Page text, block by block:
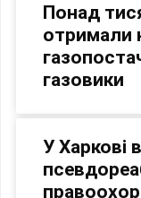
Понад
отримали
газовики
У Харкові